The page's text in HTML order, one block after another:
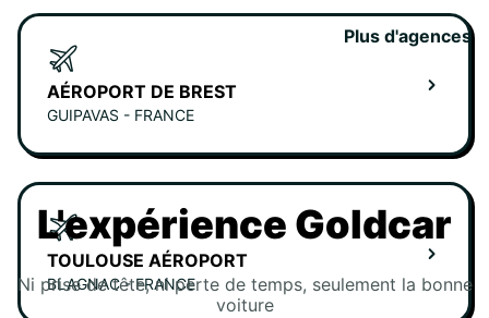
AÉROPORT DE BREST
GUIPAVAS - FRANCE
TOULOUSE AÉROPORT
BLAGNAC - FRANCE
Plus d'agences
L'expérience Goldcar
Ni prise de tête, ni perte de temps, seulement la bonne
voiture